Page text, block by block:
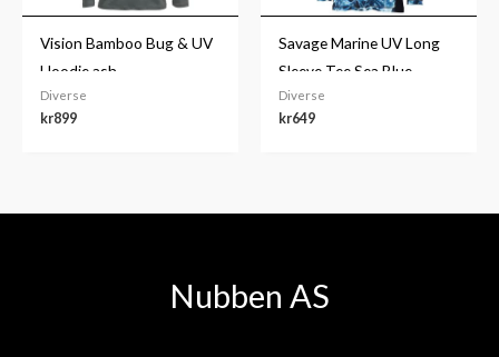
Vision Bamboo Bug & UV
Hoodie ash
Diverse
kr899
Savage Marine UV Long
Sleeve Tee Sea Blue
Diverse
kr649
Nubben AS